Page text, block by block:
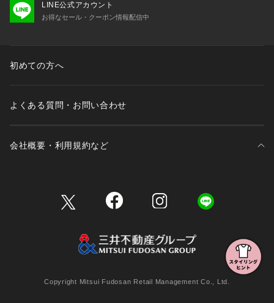
LINE公式アカウント
お得なセール・クーポン情報配信中
初めての方へ
よくある質問・お問い合わせ
会社概要・利用規約など
Copyright Mitsui Fudosan Retail Management Co., Ltd.